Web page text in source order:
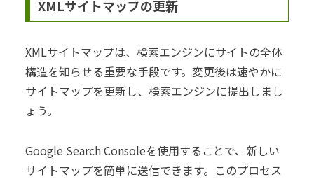
XMLサイトマップの更新
XMLサイトマップは、検索エンジンにサイトの全体
構造を知らせる重要な手段です。変更後は速やかに
サイトマップを更新し、検索エンジンに提出しまし
ょう。
Google Search Consoleを使用することで、新しい
サイトマップを簡単に送信できます。このプロセス